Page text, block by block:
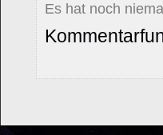
Es hat noch